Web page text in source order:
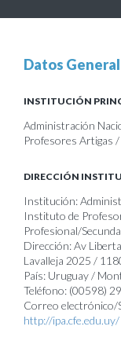
Datos
INSTITUCIÓN
Administración
Profesores Artigas
DIRECCIÓN
Institución:
Instituto de
Profesional/
Dirección: Av
Lavalleja 2025 /
País: Uruguay /
Teléfono: (00598)
Correo electrónico/
http://ipa.cfe.edu.uy/